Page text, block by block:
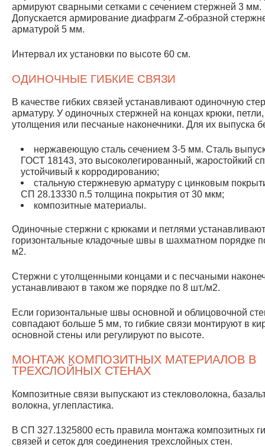
армируют сварными сетками с сечением стержней 3 мм.
Допускается армирование диафрагм Z-образной
арматурой 5 мм.
Интервал их установки по высоте 60 см.
ОДИНОЧНЫЕ ГИБКИЕ СВЯЗИ
В качестве гибких связей устанавливают одиночную
арматуру. У одиночных стержней на концах крюки, петли,
утолщения или песчаные наконечники. Для их выпуска
нержавеющую сталь сечением 3-5 мм. Сталь
ГОСТ 18143, это высоколегированный, жаростойкий
устойчивый к корродированию;
стальную стержневую арматуру с цинковым
СП 28.13330 п.5 толщина покрытия от 30 мкм;
композитные материалы.
Одиночные стержни с крюками и петлями
горизонтальные кладочные швы в шахматном порядке
м2.
Стержни с утолщенными концами и с песчаными
устанавливают в таком же порядке по 8 шт./м2.
Если горизонтальные швы основной и облицовочной
совпадают больше 5 мм, то гибкие связи монтируют в
основной стены или регулируют по высоте.
МОНТАЖ КОМПОЗИТНЫХ МАТЕРИАЛОВ В
ТРЕХСЛОЙНЫХ СТЕНАХ
Композитные связи выпускают из стекловолокна,
волокна, углепластика.
В СП 327.1325800 есть правила монтажа композитных
связей и сеток для соединения трехслойных стен.